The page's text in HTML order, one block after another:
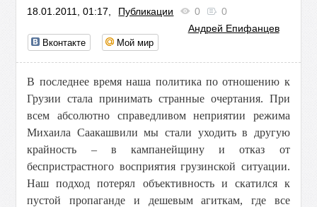
18.01.2011, 01:17, Публикации 0
0
Андрей Епифанцев
Вконтакте Мой мир
В последнее время наша политика по отношению к
Грузии стала принимать странные очертания. При
всем абсолютно справедливом неприятии режима
Михаила Саакашвили мы стали уходить в другую
крайность – в кампанейщину и отказ от
беспристрастного восприятия грузинской ситуации.
Наш подход потерял объективность и скатился к
пустой пропаганде и дешевым агиткам, где все